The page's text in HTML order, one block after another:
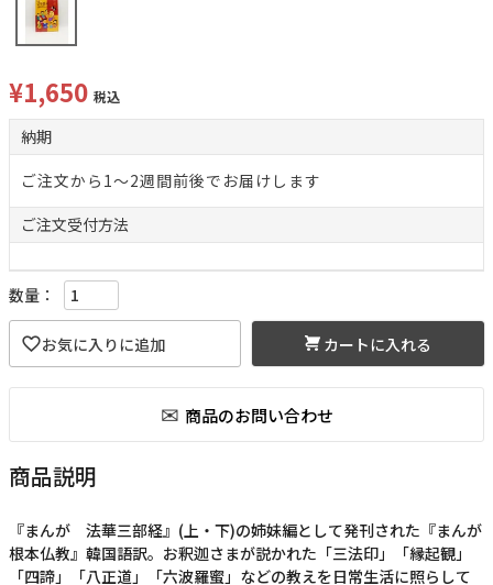
¥1,650 税込
納期
ご注文から1～2週間前後でお届けします
ご注文受付方法
カートに入れる
商品説明
『まんが 法華三部経』(上・下)の姉妹編として発刊された『まんが
根本仏教』韓国語訳。お釈迦さまが説かれた「三法印」「縁起観」
「四諦」「八正道」「六波羅蜜」などの教えを日常生活に照らして